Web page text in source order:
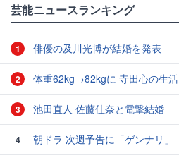
芸能ニュースランキング
1 俳優の及川光博が結婚を発表
2 体重62kg→82kgに 寺田心の生活
3 池田直人 佐藤佳奈と電撃結婚
4 朝ドラ 次週予告に「ゲンナリ」